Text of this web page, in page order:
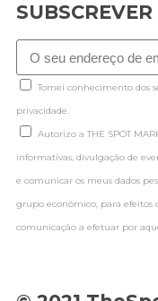
Tomei conhecimento dos
privacidade.
Autorizo a THE SPOT
informativas, divulgação de
e comunicar os meus dados
grupo económico, para
comunicação a efetuar por